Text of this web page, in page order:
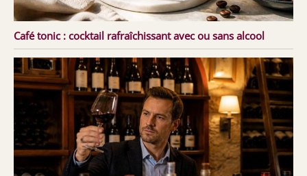
Café tonic : cocktail rafraîchissant avec ou sans alcool